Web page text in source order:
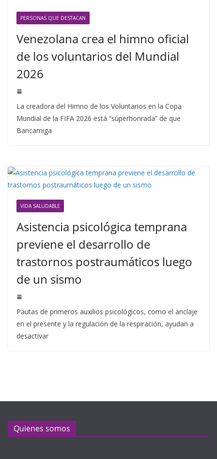
PERSONAS QUE DESTACAN
Venezolana crea el himno oficial
de los voluntarios del Mundial
2026
La creadora del Himno de los Voluntarios en la Copa
Mundial de la FIFA 2026 está “súperhonrada” de que
Bancamiga
VIDA SALUDABLE
Asistencia psicológica temprana
previene el desarrollo de
trastornos postraumáticos luego
de un sismo
Pautas de primeros auxilios psicológicos, como el anclaje
en el presente y la regulación de la respiración, ayudan a
desactivar
Quienes somos